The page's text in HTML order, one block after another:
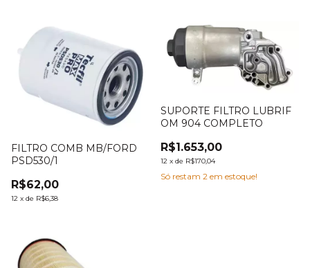
FILTRO COMB MB/FORD
PSD530/1
R$62,00
12 x de R$6,38
SUPORTE FILTRO LUBRIF
OM 904 COMPLETO
R$1.653,00
12 x de R$170,04
Só restam 2 em estoque!